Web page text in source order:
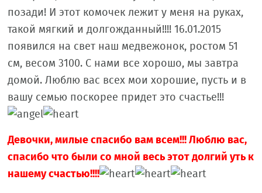
позади! И этот комочек лежит у меня на руках,
такой мягкий и долгожданный!!!! 16.01.2015
появился на свет наш медвежонок, ростом 51
см, весом 3100. С нами все хорошо, мы завтра
домой. Люблю вас всех мои хорошие, пусть и в
вашу семью поскорее придет это счастье!!!
Девочки, милые спасибо вам всем!!! Люблю вас,
спасибо что были со мной весь этот долгий уть к
нашему счастью!!!!